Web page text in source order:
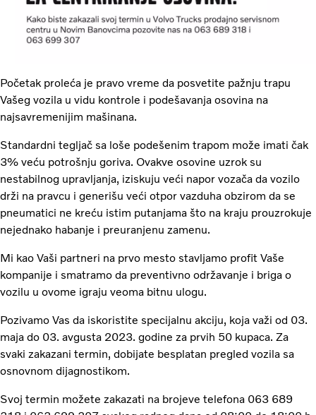
Početak proleća je pravo vreme da posvetite pažnju trapu
Vašeg vozila u vidu kontrole i podešavanja osovina na
najsavremenijim mašinana.
Standardni tegljač sa loše podešenim trapom može imati čak
3% veću potrošnju goriva. Ovakve osovine uzrok su
nestabilnog upravljanja, iziskuju veći napor vozača da vozilo
drži na pravcu i generišu veći otpor vazduha obzirom da se
pneumatici ne kreću istim putanjama što na kraju prouzrokuje
nejednako habanje i preuranjenu zamenu.
Mi kao Vaši partneri na prvo mesto stavljamo profit Vaše
kompanije i smatramo da preventivno održavanje i briga o
vozilu u ovome igraju veoma bitnu ulogu.
Pozivamo Vas da iskoristite specijalnu akciju, koja važi od 03.
maja do 03. avgusta 2023. godine za prvih 50 kupaca. Za
svaki zakazani termin, dobijate besplatan pregled vozila sa
osnovnom dijagnostikom.
Svoj termin možete zakazati na brojeve telefona 063 689